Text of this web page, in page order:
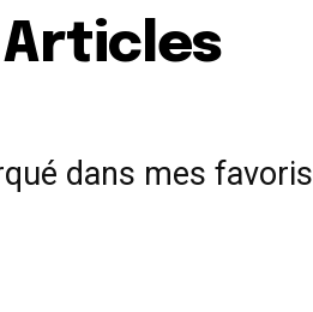
dans mes favoris